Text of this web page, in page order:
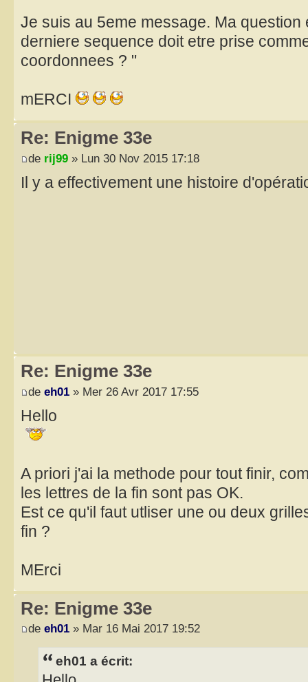
Je suis au 5eme message. Ma question
derniere sequence doit etre prise
coordonnees ? "
mERCI
Re: Enigme 33e
de rij99 » Lun 30 Nov 2015 17:18
Il y a effectivement une histoire
Re: Enigme 33e
de eh01 » Mer 26 Avr 2017 17:55
Hello
A priori j'ai la methode pour tout finir,
les lettres de la fin sont pas OK.
Est ce qu'il faut utliser une ou deux
fin ?
MErci
Re: Enigme 33e
de eh01 » Mar 16 Mai 2017 19:52
eh01 a écrit: